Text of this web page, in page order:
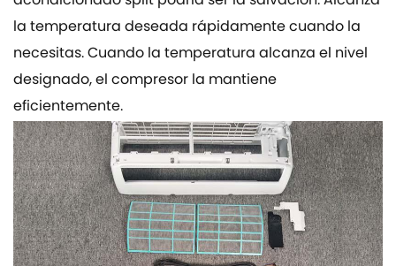
la temperatura deseada rápidamente cuando la
necesitas. Cuando la temperatura alcanza el nivel
designado, el compresor la mantiene
eficientemente.